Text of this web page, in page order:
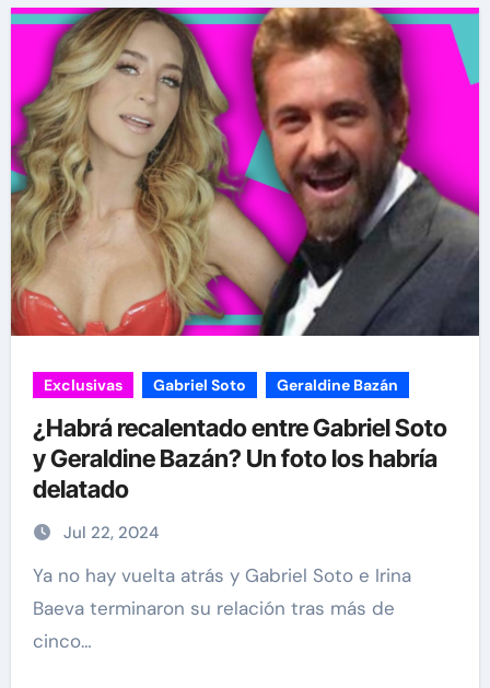
Exclusivas Gabriel Soto Geraldine Bazán
¿Habrá recalentado entre Gabriel Soto
y Geraldine Bazán? Un foto los habría
delatado
Jul 22, 2024
Ya no hay vuelta atrás y Gabriel Soto e Irina
Baeva terminaron su relación tras más de
cinco…